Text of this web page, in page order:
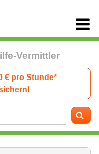
Vermittler
€ pro Stunde*